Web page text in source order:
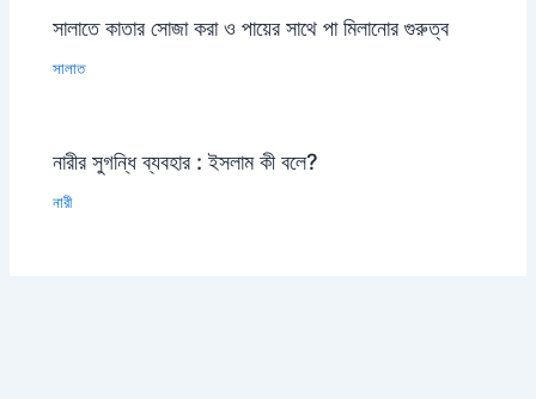
সালাতে কাতার সোজা করা ও পায়ের সাথে পা মিলানোর গুরুত্ব
সালাত
নারীর সুগন্ধি ব্যবহার : ইসলাম কী বলে?
নারী